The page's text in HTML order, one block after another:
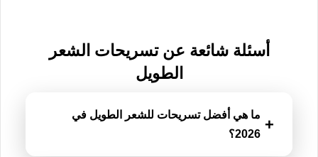
أسئلة شائعة عن تسريحات الشعر
الطويل
+
ما هي أفضل تسريحات للشعر الطويل في
2026؟